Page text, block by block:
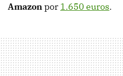
Amazonpor 1.650 euros.